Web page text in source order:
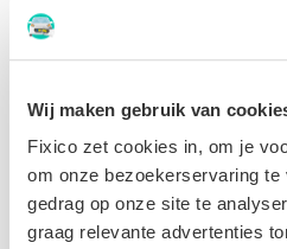
Wij maken gebruik van
Fixico zet cookies in, om je
om onze bezoekerservaring te
gedrag op onze site te
graag relevante advertenties
Smart repair
Smart Repair, oftewel “Small
Techniques” is een
hersteltechnieken.